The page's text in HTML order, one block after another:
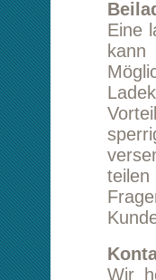
Wir
einen
uns für
ziehen
Starten
Berlin
Tipp: